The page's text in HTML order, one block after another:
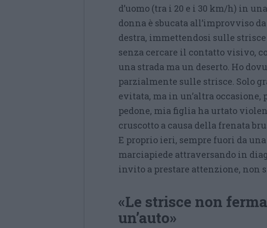
d’uomo (tra i 20 e i 30 km/h) in
donna è sbucata all’improvviso
destra, immettendosi sulle
senza cercare il contatto visivo,
una strada ma un deserto. Ho
parzialmente sulle strisce. Solo
evitata, ma in un’altra
pedone, mia figlia ha urtato
cruscotto a causa della frenata
E proprio ieri, sempre fuori da
marciapiede attraversando in
invito a prestare attenzione, non
«Le strisce non
un’auto»